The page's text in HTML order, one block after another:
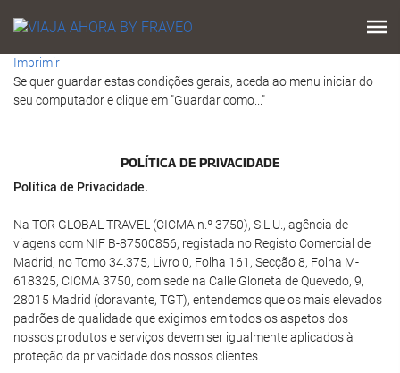
Imprimir
Se quer guardar estas condições gerais, aceda ao menu iniciar do
seu computador e clique em "Guardar como..."
POLÍTICA DE PRIVACIDADE
Política de Privacidade.
Na TOR GLOBAL TRAVEL (CICMA n.º 3750), S.L.U., agência de
viagens com NIF B-87500856, registada no Registo Comercial de
Madrid, no Tomo 34.375, Livro 0, Folha 161, Secção 8, Folha M-
618325, CICMA 3750, com sede na Calle Glorieta de Quevedo, 9,
28015 Madrid (doravante, TGT), entendemos que os mais elevados
padrões de qualidade que exigimos em todos os aspetos dos
nossos produtos e serviços devem ser igualmente aplicados à
proteção da privacidade dos nossos clientes.